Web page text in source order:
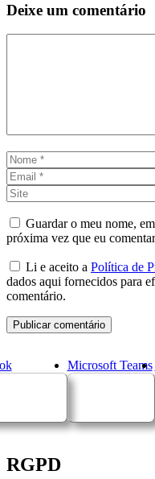
Deixe um comentário
Nome
Guardar o meu nome,
próxima vez que eu
Li e aceito a Política de
dados aqui fornecidos para
comentário.
Microsoft Teams
RGPD